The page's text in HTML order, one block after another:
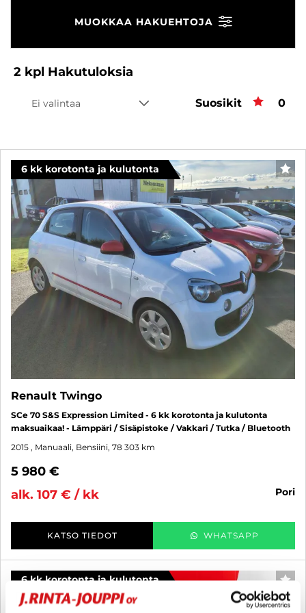
MUOKKAA HAKUEHTOJA
2 kpl Hakutuloksia
Ei valintaa Suosikit 0
6 kk korotonta ja kulutonta
Renault Twingo
SCe 70 S&S Expression Limited - 6 kk korotonta ja kulutonta
maksuaikaa! - Lämppäri / Sisäpistoke / Vakkari / Tutka / Bluetooth
2015 , Manuaali, Bensiini, 78 303 km
5 980 €
alk. 107 € / kk
pori
KATSO TIEDOT WHATSAPP
6 kk korotonta ja kulutonta